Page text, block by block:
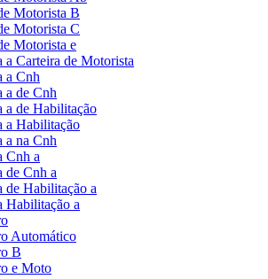
Motorista B
Motorista C
Motorista e
a Carteira de Motorista
a Cnh
a de Cnh
a de Habilitação
a Habilitação
a na Cnh
Cnh a
de Cnh a
de Habilitação a
Habilitação a
Automático
B
e Moto